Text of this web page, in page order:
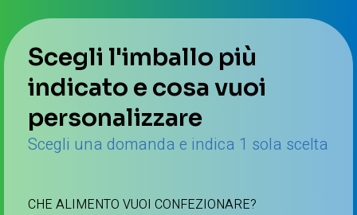
Scegli l'imballo più
indicato e cosa vuoi
personalizzare
Scegli una domanda e indica 1 sola scelta
CHE ALIMENTO VUOI CONFEZIONARE?